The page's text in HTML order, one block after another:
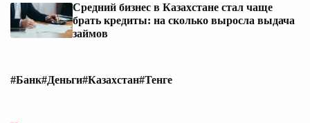
Средний бизнес в Казахстане стал чаще
брать кредиты: на сколько выросла выдача
займов
#Банк#Деньги#Казахстан#Тенге